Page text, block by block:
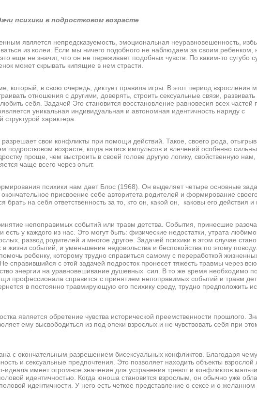
психики в подростковом возрасте
является непредсказуемость, эмоциональная неуравновешенность,
из колеи. Если мы ничего подобного не наблюдаем за своим
еще не значит, что он не переживает подобных чувств. По каким-то сугубо
может скрывать кипящие в нем страсти.
в свою очередь, диктует правила игры. В этот период взросления
отношения с другими, доверять, строить сексуальные связи, развивать
себя. Задачей Эго становится восстановление равновесия всех частей
уникальная индивидуальная и автономная идентичность наряду с
характера.
свои конфликты при помощи действий. Такое, своего рода,
подростковом возрасте, когда натиск импульсов и влечений особенно
проще, чем выстроить в своей голове другую логику, свойственную нам,
чаще всего через опыт.
психики нам дает Блос (1968). Он выделяет четыре основные
присвоение себе авторитета родителей и формирование
брать на себя ответственность за то, кто он, какой он, каковы его действия и
непоправимых событий или травм детства. События, принесшие
у каждого из нас. Это могут быть: физические недостатки, утрата
развод родителей и многое другое. Задачей психики в этом случае
жизни событий, и уменьшение недовольства и беспокойства по этому
ребенку, которому трудно справиться самому с переработкой
справившийся с этой задачей подросток пронесет тяжесть травмы через всю
энергии на уравновешивание душевных сил. В то же время необходимо
профессионала справится с принятием непоправимых событий и травм
в постоянно травмирующую его психику среду, трудно предположить
является обретение чувства исторической преемственности прошлого.
ему высвободиться из под опеки взрослых и не чувствовать себя при
окончательным разрешением бисексуальных конфликтов. Благодаря чему
и сексуальные предпочтения. Это позволяет находить объекты взрослой
имеет огромное значение для устранения тревог и конфликтов
идентичностью. Когда юноша становится взрослым, он обычно уже
идентичности. У него есть четкое представление о сексе и о желанном